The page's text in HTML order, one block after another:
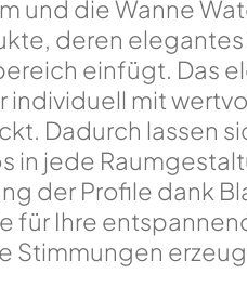
und die Wanne
deren elegantes
einfügt. Das
mit
Dadurch lassen
in jede
der Profile dank
für Ihre
Stimmungen